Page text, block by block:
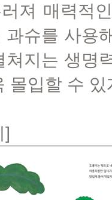
져 매력적
과슈를 사용
쳐지는 생명
몰입할 수
]